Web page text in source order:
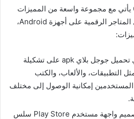
تحميل متجر Google Play يأتي مع مجموعة واسعة من المميزات
التي تجعله واحدًا من أفضل المتاجر الرقمية على أجهزة Android،
يحتوي تحميل جوجل بلاي apk على تشكيلة
التطبيقات، والألعاب، والكتب
المستخدمين إمكانية الوصول إلى مختلف
تصميم واجهة مستخدم Play Store سلس